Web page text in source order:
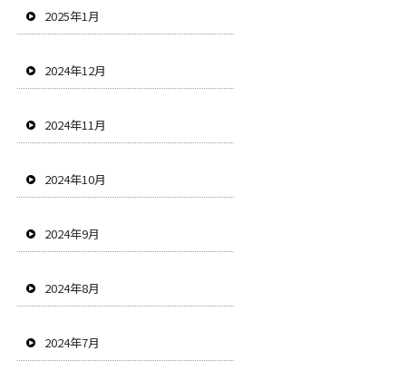
2025年1月
2024年12月
2024年11月
2024年10月
2024年9月
2024年8月
2024年7月